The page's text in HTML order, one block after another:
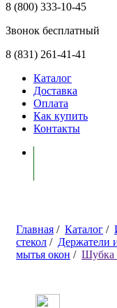
8 (800) 333-10-45
Звонок бесплатный
8 (831) 261-41-41
Каталог
Доставка
Оплата
Как купить
Контакты
Главная / Каталог /
стекол / Держатели
мытья окон / Шубка